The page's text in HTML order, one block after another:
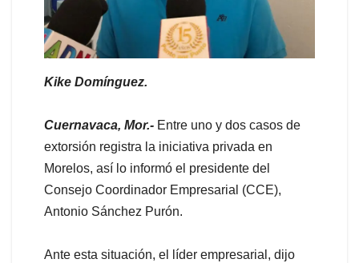
Kike Domínguez.
Cuernavaca, Mor.- Entre uno y dos casos de
extorsión registra la iniciativa privada en
Morelos, así lo informó el presidente del
Consejo Coordinador Empresarial (CCE),
Antonio Sánchez Purón.
Ante esta situación, el líder empresarial, dijo